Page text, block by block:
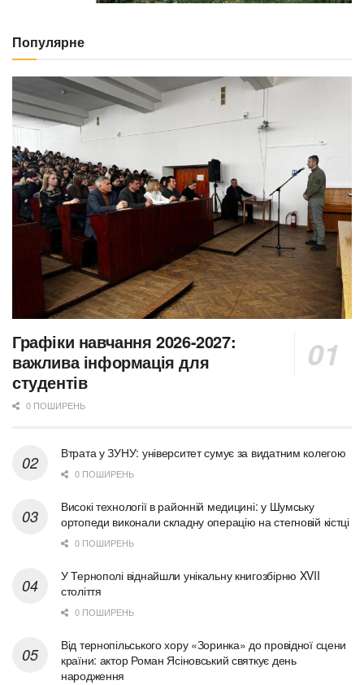
Популярне
Графіки навчання 2026-2027:
важлива інформація для
студентів
0 ПОШИРЕНЬ
Втрата у ЗУНУ: університет сумує за видатним колегою
0 ПОШИРЕНЬ
Високі технології в районній медицині: у Шумську
ортопеди виконали складну операцію на стегновій кістці
0 ПОШИРЕНЬ
У Тернополі віднайшли унікальну книгозбірню XVII
століття
0 ПОШИРЕНЬ
Від тернопільського хору «Зоринка» до провідної сцени
країни: актор Роман Ясіновський святкує день
народження